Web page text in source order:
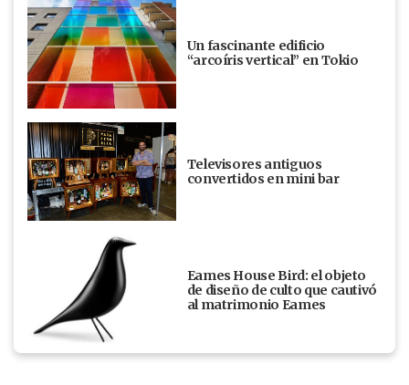
Un fascinante edificio
“arcoíris vertical” en Tokio
Televisores antiguos
convertidos en mini bar
Eames House Bird: el objeto
de diseño de culto que cautivó
al matrimonio Eames